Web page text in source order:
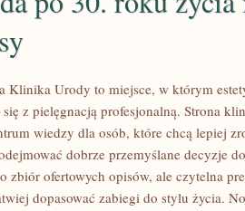
Klinika Urody to miejsce, w którym
z pielęgnacją profesjonalną. Strona
wiedzy dla osób, które chcą lepiej
dobrze przemyślane decyzje
zbiór ofertowych opisów, ale czytelna
dopasować zabiegi do stylu życia.